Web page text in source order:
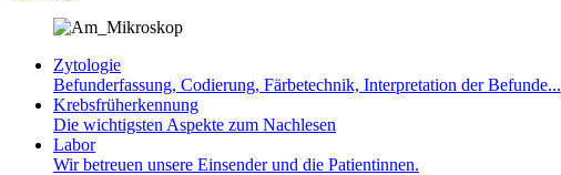
Zytologie
Befunderfassung, Codierung, Färbetechnik, Interpretation der Befunde...
Krebsfrüherkennung
Die wichtigsten Aspekte zum Nachlesen
Labor
Wir betreuen unsere Einsender und die Patientinnen.